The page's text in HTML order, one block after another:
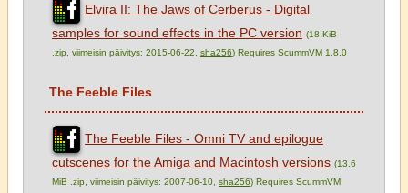
Elvira II: The Jaws of Cerberus - Digital
samples for sound effects in the PC version (18 KiB
.zip, viimeisin päivitys: 2015-06-22, sha256) Requires ScummVM 1.8.0
The Feeble Files
The Feeble Files - Omni TV and epilogue
cutscenes for the Amiga and Macintosh versions (13.6
MiB .zip, viimeisin päivitys: 2007-06-10, sha256) Requires ScummVM